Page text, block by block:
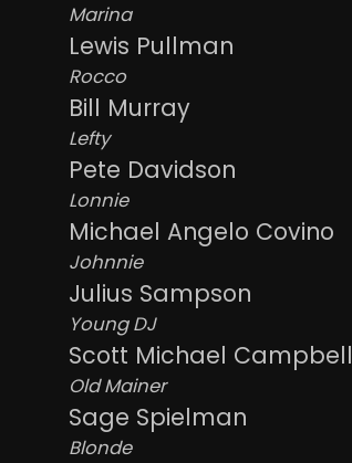
Marina
Lewis Pullman
Rocco
Bill Murray
Lefty
Pete Davidson
Lonnie
Michael Angelo Covino
Johnnie
Julius Sampson
Young DJ
Scott Michael Campbell
Old Mainer
Sage Spielman
Blonde